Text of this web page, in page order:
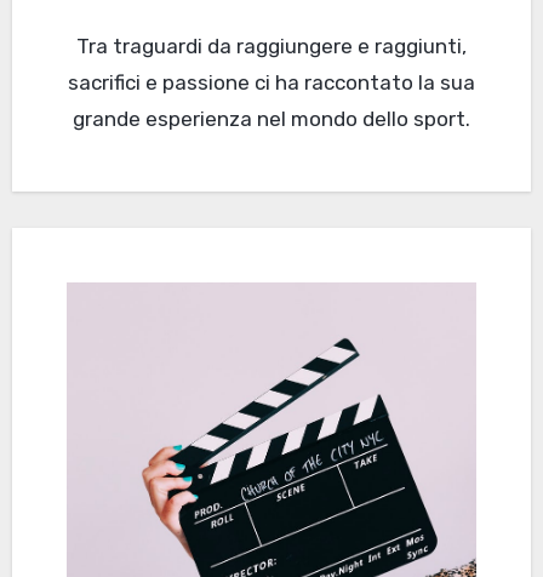
Tra traguardi da raggiungere e raggiunti,
sacrifici e passione ci ha raccontato la sua
grande esperienza nel mondo dello sport.